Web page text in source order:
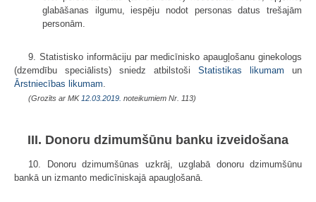
glabāšanas ilgumu, iespēju nodot personas datus trešajām
personām.
9. Statistisko informāciju par medicīnisko apaugļošanu ginekologs
(dzemdību speciālists) sniedz atbilstoši Statistikas likumam un
Ārstniecības likumam.
(Grozīts ar MK 12.03.2019. noteikumiem Nr. 113)
III. Donoru dzimumšūnu banku izveidošana
10. Donoru dzimumšūnas uzkrāj, uzglabā donoru dzimumšūnu
bankā un izmanto medicīniskajā apaugļošanā.